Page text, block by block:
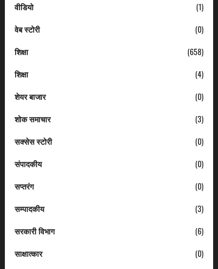
वीडियो
(1)
वेब स्टोरी
(0)
शिक्षा
(658)
शिक्षा
(4)
शेयर बाजार
(0)
शोक समाचार
(3)
सक्सेस स्टोरी
(0)
संपादकीय
(0)
सप्तरंग
(0)
सम्पादकीय
(3)
सरकारी विभाग
(6)
साक्षात्कार
(0)